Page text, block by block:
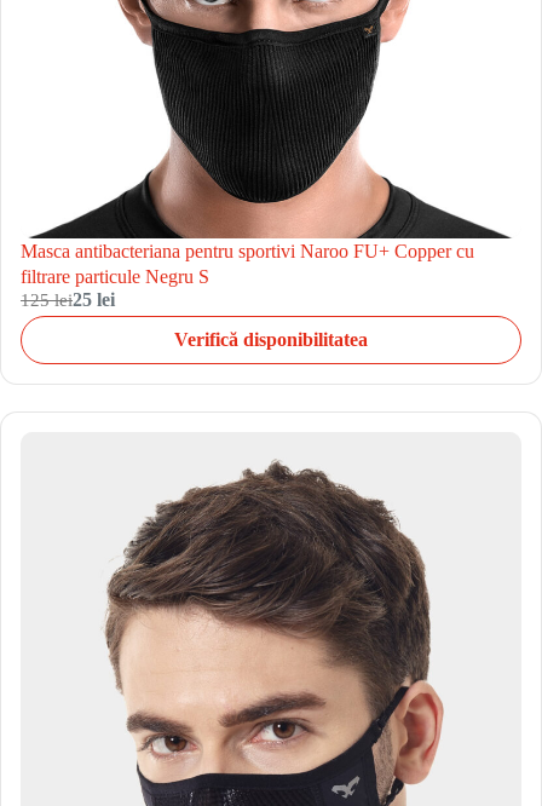
Masca antibacteriana pentru sportivi Naroo FU+ Copper cu
filtrare particule Negru S
125 lei25 lei
Verifică disponibilitatea